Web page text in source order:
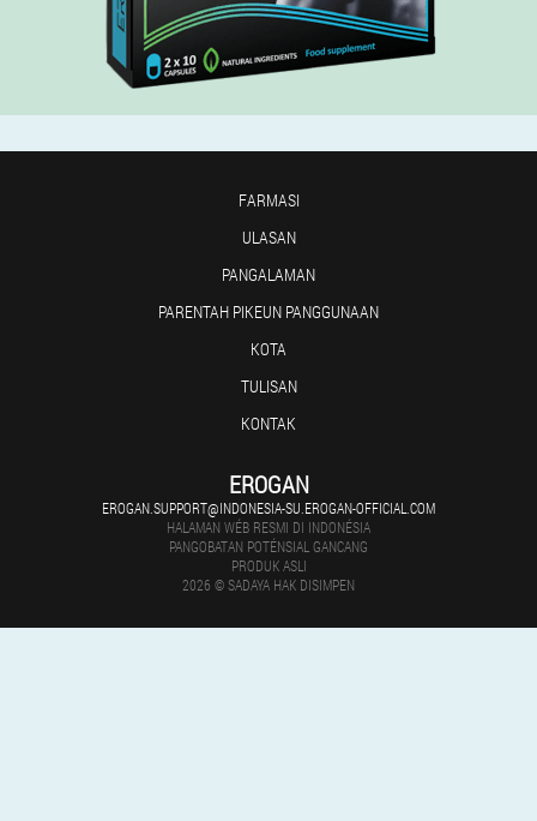
FARMASI
ULASAN
PANGALAMAN
PARENTAH PIKEUN PANGGUNAAN
KOTA
TULISAN
KONTAK
EROGAN
EROGAN.SUPPORT@INDONESIA-SU.EROGAN-OFFICIAL.COM
HALAMAN WÉB RESMI DI INDONÉSIA
PANGOBATAN POTÉNSIAL GANCANG
PRODUK ASLI
2026 © SADAYA HAK DISIMPEN